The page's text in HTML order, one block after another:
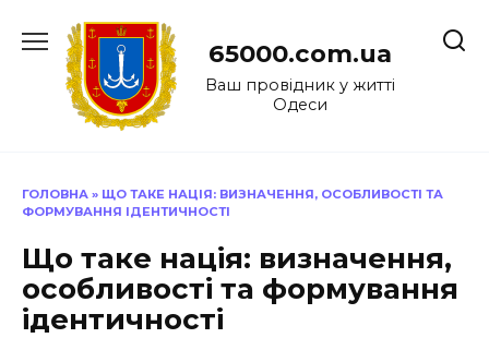
до
65000.com.ua
Ваш провідник у житті
Одеси
ГОЛОВНА » ЩО ТАКЕ НАЦІЯ: ВИЗНАЧЕННЯ, ОСОБЛИВОСТІ ТА
ФОРМУВАННЯ ІДЕНТИЧНОСТІ
Що таке нація: визначення,
особливості та формування
ідентичності